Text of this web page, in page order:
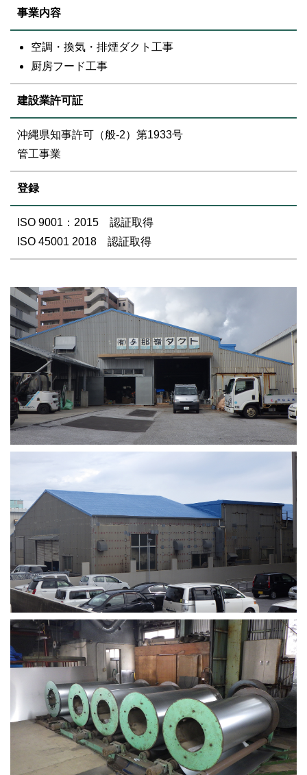
事業内容
空調・換気・排煙ダクト工事
厨房フード工事
建設業許可証
沖縄県知事許可（般-2）第1933号
管工事業
登録
ISO 9001：2015 認証取得
ISO 45001 2018 認証取得